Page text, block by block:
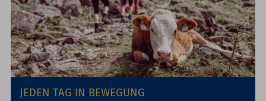
JEDEN TAG IN BEWEGUNG